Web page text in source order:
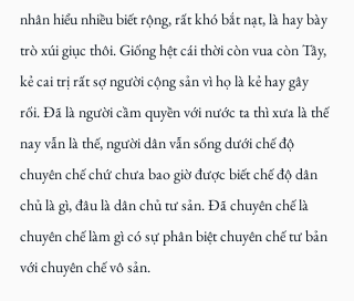
nhân hiểu nhiều biết rộng, rất khó bắt nạt, là hay bày
trò xúi giục thôi. Giống hệt cái thời còn vua còn Tây,
kẻ cai trị rất sợ người cộng sản vì họ là kẻ hay gây
rối. Đã là người cầm quyền với nước ta thì xưa là thế
nay vẫn là thế, người dân vẫn sống dưới chế độ
chuyên chế chứ chưa bao giờ được biết chế độ dân
chủ là gì, đâu là dân chủ tư sản. Đã chuyên chế là
chuyên chế làm gì có sự phân biệt chuyên chế tư bản
với chuyên chế vô sản.